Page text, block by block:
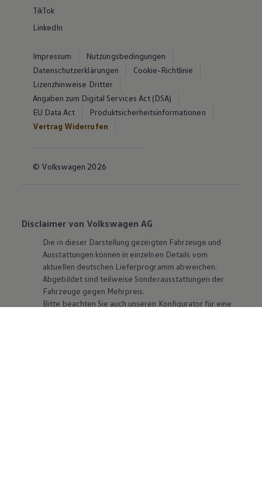
TikTok
LinkedIn
Impressum
Nutzungsbedingungen
Datenschutzerklärungen
Cookie-Richtlinie
Lizenzhinweise Dritter
Angaben zum Digital Services Act (DSA)
EU Data Act
Produktsicherheitsinformationen
Vertrag Widerrufen
© Volkswagen 2026
Disclaimer von Volkswagen AG
Die in dieser Darstellung gezeigten Fahrzeuge und
Ausstattungen können in einzelnen Details vom
aktuellen deutschen Lieferprogramm abweichen.
Abgebildet sind teilweise Sonderausstattungen der
Fahrzeuge gegen Mehrpreis.
Bitte beachten Sie auch unseren Konfigurator für eine